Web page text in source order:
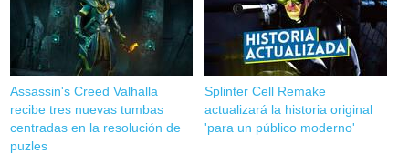
Assassin's Creed Valhalla
recibe tres nuevas tumbas
centradas en la resolución de
puzles
Splinter Cell Remake
actualizará la historia original
'para un público moderno'